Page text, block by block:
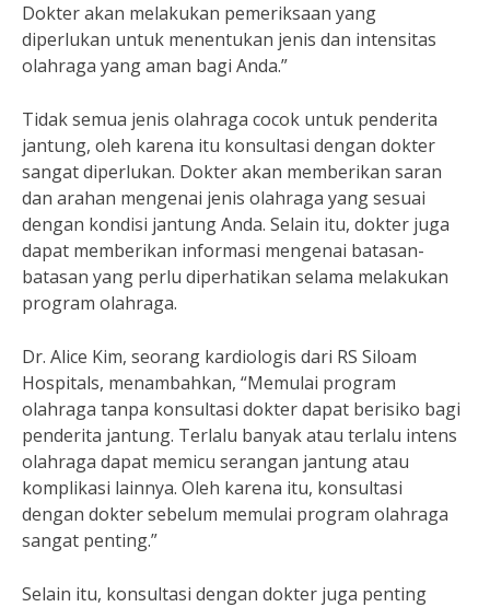
Dokter akan melakukan pemeriksaan yang
diperlukan untuk menentukan jenis dan intensitas
olahraga yang aman bagi Anda.”
Tidak semua jenis olahraga cocok untuk penderita
jantung, oleh karena itu konsultasi dengan dokter
sangat diperlukan. Dokter akan memberikan saran
dan arahan mengenai jenis olahraga yang sesuai
dengan kondisi jantung Anda. Selain itu, dokter juga
dapat memberikan informasi mengenai batasan-
batasan yang perlu diperhatikan selama melakukan
program olahraga.
Dr. Alice Kim, seorang kardiologis dari RS Siloam
Hospitals, menambahkan, “Memulai program
olahraga tanpa konsultasi dokter dapat berisiko bagi
penderita jantung. Terlalu banyak atau terlalu intens
olahraga dapat memicu serangan jantung atau
komplikasi lainnya. Oleh karena itu, konsultasi
dengan dokter sebelum memulai program olahraga
sangat penting.”
Selain itu, konsultasi dengan dokter juga penting